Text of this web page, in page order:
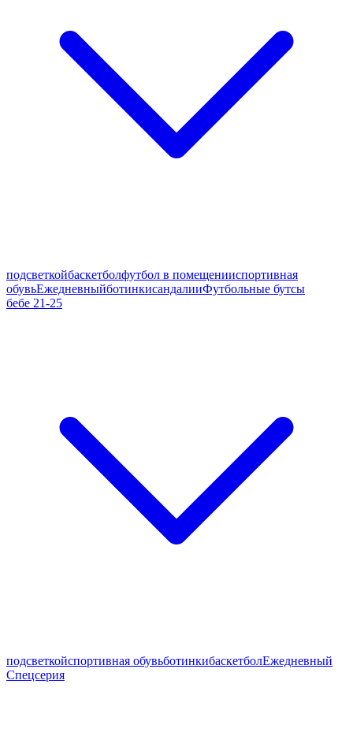
подсветкойбаскетболфутбол в помещенииспортивная
обувьЕжедневныйботинкисандалииФутбольные бутсы
бебе 21-25
подсветкойспортивная обувьботинкибаскетболЕжедневный
Спецсерия